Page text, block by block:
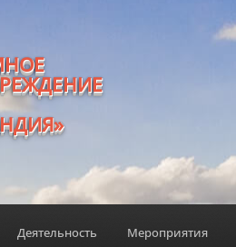
Деятельность Мероприятия